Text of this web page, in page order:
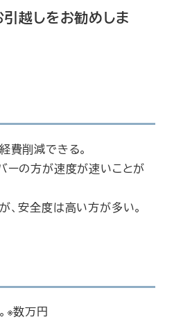
越しをお勧めしま
費削減できる。
ーの方が速度が速いことが
、安全度は高い方が多い。
※数万円